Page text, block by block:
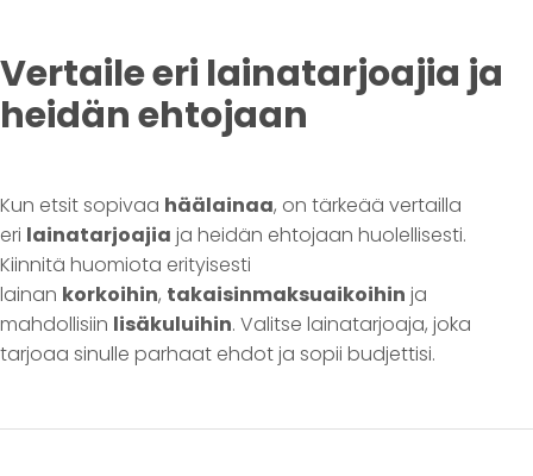
Vertaile eri lainatarjoajia ja
heidän ehtojaan
Kun etsit sopivaa häälainaa, on tärkeää vertailla
eri lainatarjoajia ja heidän ehtojaan huolellisesti.
Kiinnitä huomiota erityisesti
lainan korkoihin, takaisinmaksuaikoihin ja
mahdollisiin lisäkuluihin. Valitse lainatarjoaja, joka
tarjoaa sinulle parhaat ehdot ja sopii budjettisi.